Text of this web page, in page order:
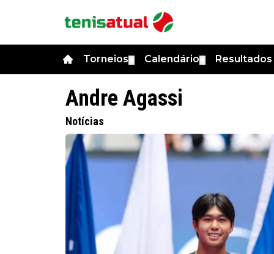
Torneios Calendário Resultados
Andre Agassi
Notícias